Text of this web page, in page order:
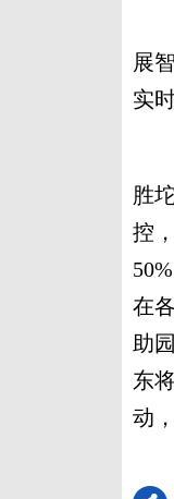
就
展
实
同
胜
控
在
助
东
动